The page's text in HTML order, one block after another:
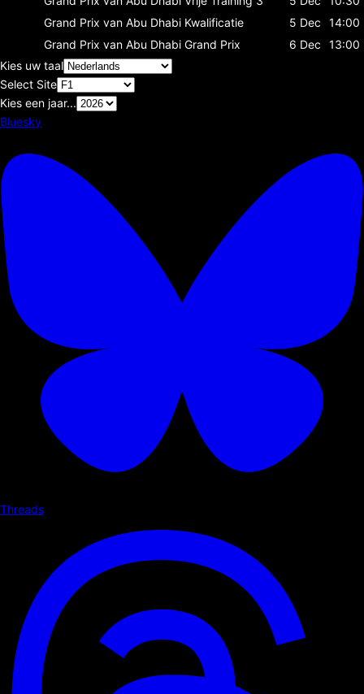
Grand Prix van Abu Dhabi Kwalificatie 5 Dec
14:00
Grand Prix van Abu Dhabi Grand Prix 6 Dec
13:00
Kies uw taal
Select Site
Kies een jaar...
Bluesky
Threads